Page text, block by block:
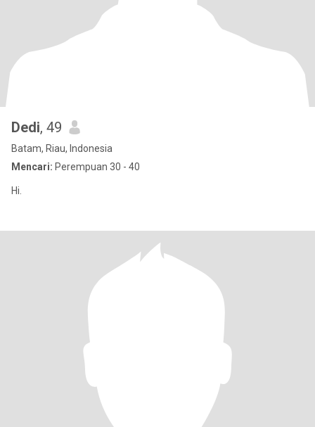
Dedi, 49
Batam, Riau, Indonesia
Mencari: Perempuan 30 - 40
Hi.